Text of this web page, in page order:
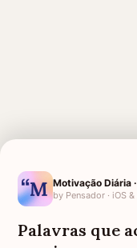
PARA QUEM PERDEU
Motivação Diária
by Pensador · iOS
Palavras que